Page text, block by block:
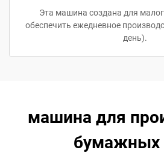
Эта машина создана для
обеспечить ежедневное
день).
машина для
бумажных